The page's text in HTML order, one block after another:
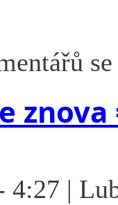
znova
4:27 |